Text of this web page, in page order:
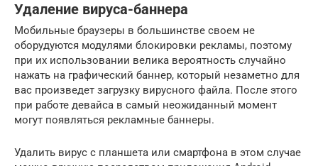
Удаление вируса-баннера
Мобильные браузеры в большинстве своем не
оборудуются модулями блокировки рекламы, поэтому
при их использовании велика вероятность случайно
нажать на графический баннер, который незаметно для
вас произведет загрузку вирусного файла. После этого
при работе девайса в самый неожиданный момент
могут появляться рекламные баннеры.
Удалить вирус с планшета или смартфона в этом случае